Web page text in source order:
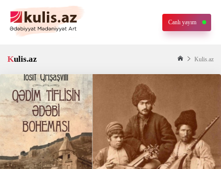
Canlı yayım
Kulis.az Kulis.az